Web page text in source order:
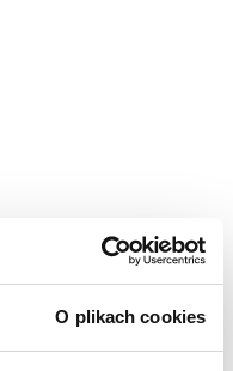
O plikach cookies